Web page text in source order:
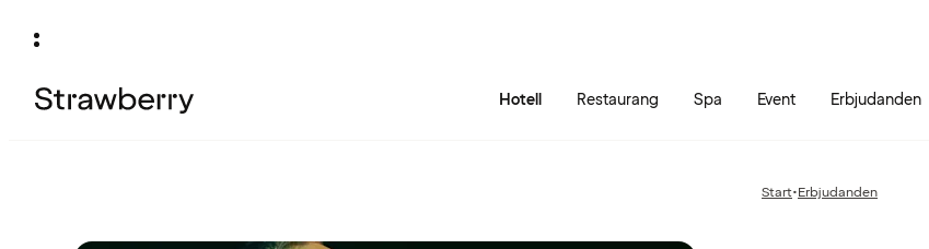
Hotell Restaurang Spa Event Erbjudanden
Start•Föregående
Erbjudanden
november